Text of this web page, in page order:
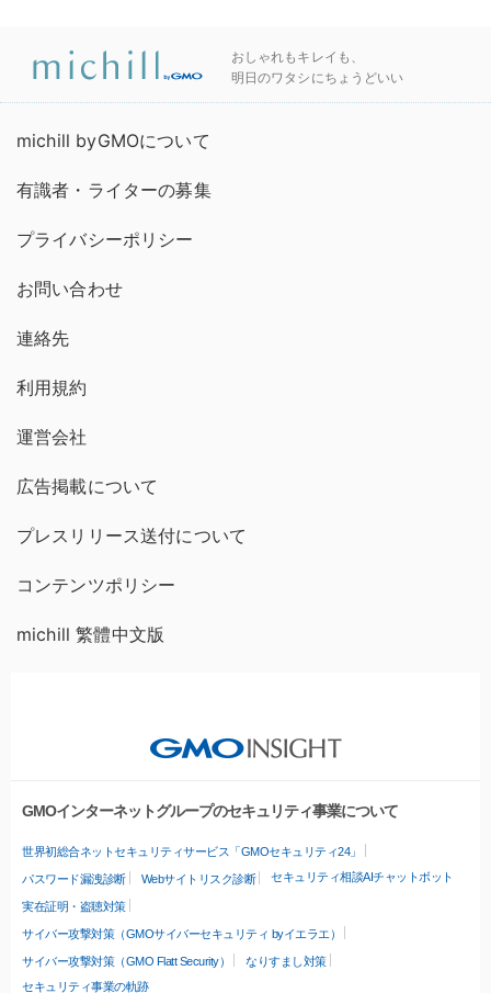
おしゃれもキレイも、
明日のワタシにちょうどいい
michill byGMOについて
有識者・ライターの募集
プライバシーポリシー
お問い合わせ
連絡先
利用規約
運営会社
広告掲載について
プレスリリース送付について
コンテンツポリシー
michill 繁體中文版
GMOインターネットグループのセキュリティ事業について
世界初総合ネットセキュリティサービス「GMOセキュリティ24」
パスワード漏洩診断 Webサイトリスク診断 セキュリティ相談AIチャットボット
実在証明・盗聴対策
サイバー攻撃対策（GMOサイバーセキュリティ byイエラエ）
サイバー攻撃対策（GMO Flatt Security）
なりすまし対策
セキュリティ事業の軌跡